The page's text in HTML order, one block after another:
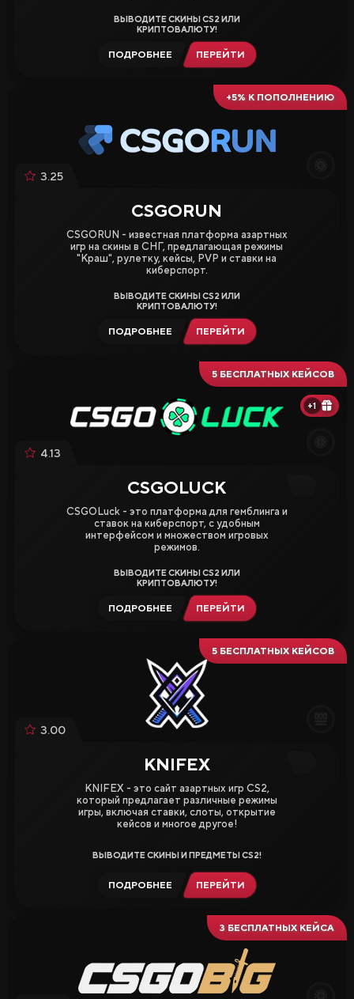
ВЫВОДИТЕ СКИНЫ CS2 ИЛИ
КРИПТОВАЛЮТУ!
ПОДРОБНЕЕ ПЕРЕЙТИ
+5% К ПОПОЛНЕНИЮ
3.25
CSGORUN
CSGORUN - известная платформа азартных
игр на скины в СНГ, предлагающая режимы
"Краш", рулетку, кейсы, PVP и ставки на
киберспорт.
ВЫВОДИТЕ СКИНЫ CS2 ИЛИ
КРИПТОВАЛЮТУ!
ПОДРОБНЕЕ ПЕРЕЙТИ
+1
5 БЕСПЛАТНЫХ КЕЙСОВ
4.13
CSGOLUCK
CSGOLuck - это платформа для гемблинга и
ставок на киберспорт, с удобным
интерфейсом и множеством игровых
режимов.
ВЫВОДИТЕ СКИНЫ CS2 ИЛИ
КРИПТОВАЛЮТУ!
ПОДРОБНЕЕ ПЕРЕЙТИ
5 БЕСПЛАТНЫХ КЕЙСОВ
3.00
KNIFEX
KNIFEX - это сайт азартных игр CS2,
который предлагает различные режимы
игры, включая ставки, слоты, открытие
кейсов и многое другое!
ВЫВОДИТЕ СКИНЫ И ПРЕДМЕТЫ CS2!
ПОДРОБНЕЕ ПЕРЕЙТИ
3 БЕСПЛАТНЫХ КЕЙСА